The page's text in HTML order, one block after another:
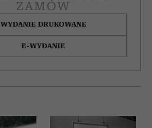
ZAMÓW
WYDANIE DRUKOWANE
E-WYDANIE